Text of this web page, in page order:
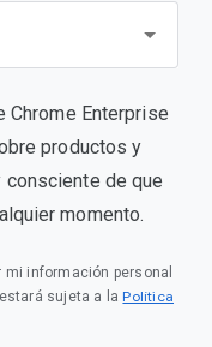
Chrome Enterprise
productos y
consciente de que
momento.
información personal
sujeta a la Política